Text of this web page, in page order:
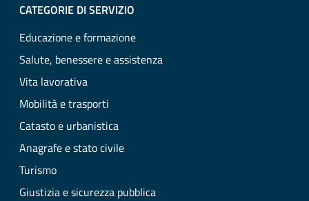
CATEGORIE DI SERVIZIO
Educazione e formazione
Salute, benessere e assistenza
Vita lavorativa
Mobilità e trasporti
Catasto e urbanistica
Anagrafe e stato civile
Turismo
Giustizia e sicurezza pubblica